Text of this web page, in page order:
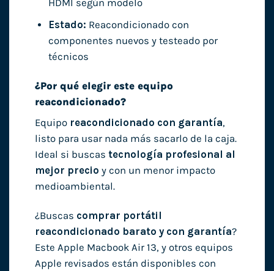
HDMI según modelo
Estado: Reacondicionado con
componentes nuevos y testeado por
técnicos
¿Por qué elegir este equipo
reacondicionado?
Equipo reacondicionado con garantía,
listo para usar nada más sacarlo de la caja.
Ideal si buscas tecnología profesional al
mejor precio y con un menor impacto
medioambiental.
¿Buscas comprar portátil
reacondicionado barato y con garantía?
Este Apple Macbook Air 13, y otros equipos
Apple revisados están disponibles con